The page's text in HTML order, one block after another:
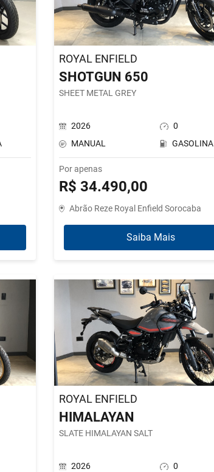
ROYAL ENFIELD
SHOTGUN 650
SHEET METAL GREY
2026
0
MANUAL
GASOLINA
Por apenas
R$ 34.490,00
Abrão Reze Royal Enfield Sorocaba
Saiba Mais
ROYAL ENFIELD
HIMALAYAN
SLATE HIMALAYAN SALT
2026
0